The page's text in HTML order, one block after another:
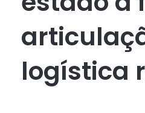
logística